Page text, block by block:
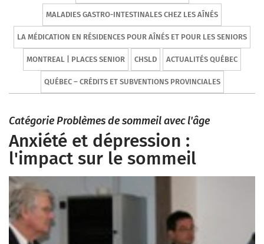
MALADIES GASTRO-INTESTINALES CHEZ LES AÎNÉS
LA MÉDICATION EN RÉSIDENCES POUR AÎNÉS ET POUR LES SENIORS
MONTREAL | PLACES SENIOR CHSLD ACTUALITÉS QUÉBEC
QUÉBEC – CRÉDITS ET SUBVENTIONS PROVINCIALES
Catégorie Problèmes de sommeil avec l'âge
Anxiété et dépression :
l'impact sur le sommeil